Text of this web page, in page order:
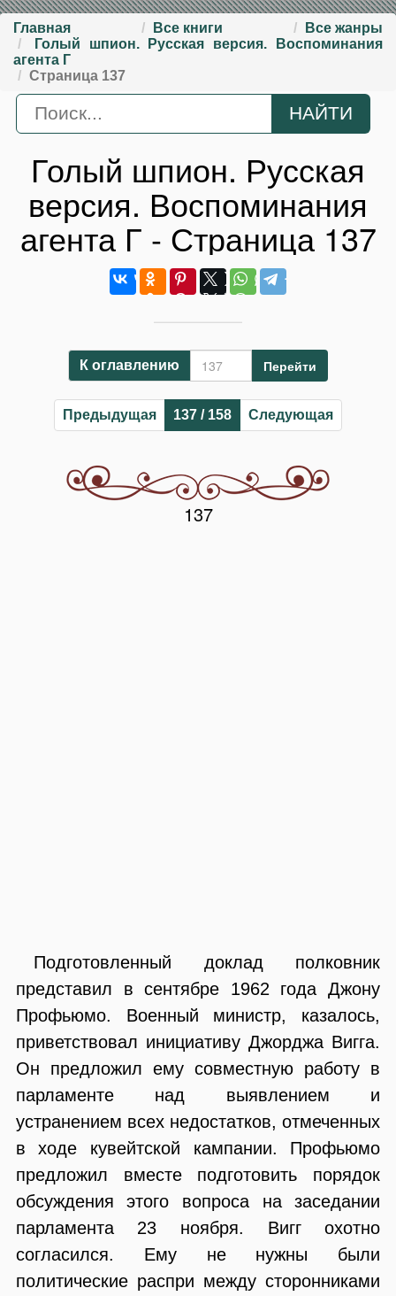
Главная Все книги
Все жанры
Голый шпион. Русская версия. Воспоминания
агента Г
Страница 137
Голый шпион. Русская
версия. Воспоминания
агента Г - Страница 137
К оглавлению Перейти
Предыдущая 137 / 158 Следующая
137
Подготовленный доклад полковник
представил в сентябре 1962 года Джону
Профьюмо. Военный министр, казалось,
приветствовал инициативу Джорджа Вигга.
Он предложил ему совместную работу в
парламенте над выявлением и
устранением всех недостатков, отмеченных
в ходе кувейтской кампании. Профьюмо
предложил вместе подготовить порядок
обсуждения этого вопроса на заседании
парламента 23 ноября. Вигг охотно
согласился. Ему не нужны были
политические распри между сторонниками